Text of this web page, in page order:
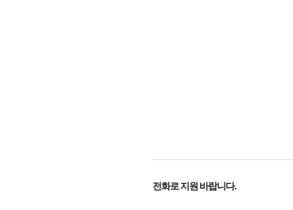
전화로 지원 바랍니다.